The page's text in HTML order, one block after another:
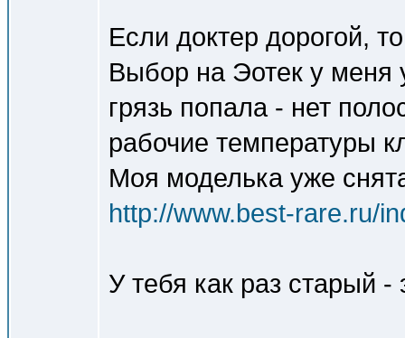
Если доктер дорогой,
Выбор на Эотек у меня
грязь попала - нет
рабочие температуры
Моя моделька уже
http://www.best-rare.ru/
У тебя как раз старый